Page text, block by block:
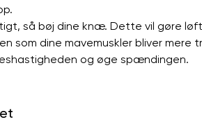
så bøj dine knæ. Dette vil gøre
som dine mavemuskler bliver mere
og øge spændingen.